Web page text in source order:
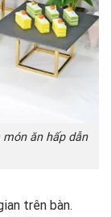
ăn hấp dẫn
trên bàn.